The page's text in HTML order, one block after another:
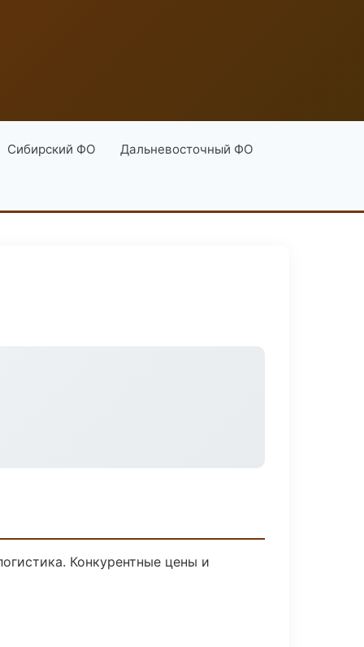
Сибирский ФО Дальневосточный ФО
Конкурентные цены и